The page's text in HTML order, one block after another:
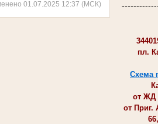
пл.
Схема
от ЖД
от Приг.
01.07.2025 12:37 (МСК)